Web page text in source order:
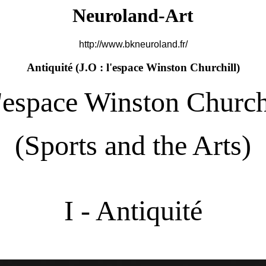
Neuroland-Art
http://www.bkneuroland.fr/
Antiquité (J.O : l'espace Winston Churchill)
Winston
(Sports and the Arts)
I - Antiquité